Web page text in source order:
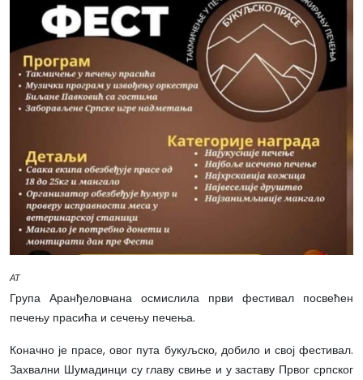
АТ
Група Аранђеловчана осмислила први фестивал посвећен
печењу прасића и сечењу печења.
Коначно је прасе, овог пута букуљско, добило и свој фестивал.
Захвални Шумадинци су главу свиње и у заставу Првог српског